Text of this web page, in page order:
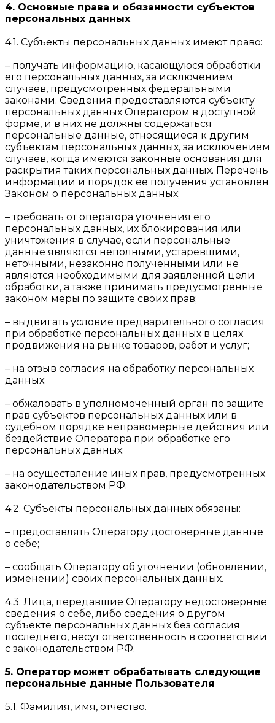
4. Основные права и обязанности субъектов
персональных данных
4.1. Субъекты персональных данных имеют право:
– получать информацию, касающуюся обработки
его персональных данных, за исключением
случаев, предусмотренных федеральными
законами. Сведения предоставляются субъекту
персональных данных Оператором в доступной
форме, и в них не должны содержаться
персональные данные, относящиеся к другим
субъектам персональных данных, за исключением
случаев, когда имеются законные основания для
раскрытия таких персональных данных. Перечень
информации и порядок ее получения установлен
Законом о персональных данных;
– требовать от оператора уточнения его
персональных данных, их блокирования или
уничтожения в случае, если персональные
данные являются неполными, устаревшими,
неточными, незаконно полученными или не
являются необходимыми для заявленной цели
обработки, а также принимать предусмотренные
законом меры по защите своих прав;
– выдвигать условие предварительного согласия
при обработке персональных данных в целях
продвижения на рынке товаров, работ и услуг;
– на отзыв согласия на обработку персональных
данных;
– обжаловать в уполномоченный орган по защите
прав субъектов персональных данных или в
судебном порядке неправомерные действия или
бездействие Оператора при обработке его
персональных данных;
– на осуществление иных прав, предусмотренных
законодательством РФ.
4.2. Субъекты персональных данных обязаны:
– предоставлять Оператору достоверные данные
о себе;
– сообщать Оператору об уточнении (обновлении,
изменении) своих персональных данных.
4.3. Лица, передавшие Оператору недостоверные
сведения о себе, либо сведения о другом
субъекте персональных данных без согласия
последнего, несут ответственность в соответствии
с законодательством РФ.
5. Оператор может обрабатывать следующие
персональные данные Пользователя
5.1. Фамилия, имя, отчество.